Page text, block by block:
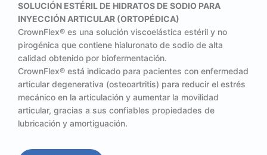
SOLUCIÓN ESTÉRIL DE HIDRATOS DE SODIO PARA
INYECCIÓN ARTICULAR (ORTOPÉDICA)
CrownFlex® es una solución viscoelástica estéril y no
pirogénica que contiene hialuronato de sodio de alta
calidad obtenido por biofermentación.
CrownFlex® está indicado para pacientes con enfermedad
articular degenerativa (osteoartritis) para reducir el estrés
mecánico en la articulación y aumentar la movilidad
articular, gracias a sus confiables propiedades de
lubricación y amortiguación.